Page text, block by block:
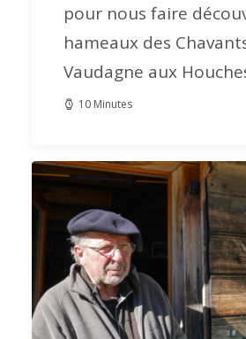
pour nous faire
hameaux des
Vaudagne aux
10 Minutes